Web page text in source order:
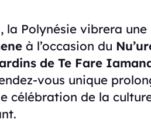
, la Polynésie vibrera
à l’occasion du
de Te Fare
vous unique
célébration de la